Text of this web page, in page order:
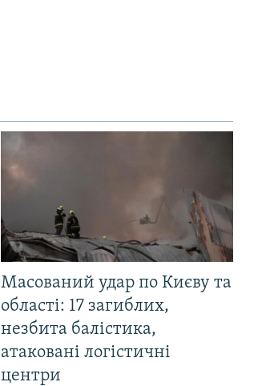
Масований удар по Києву та
області: 17 загиблих,
незбита балістика,
атаковані логістичні
центри